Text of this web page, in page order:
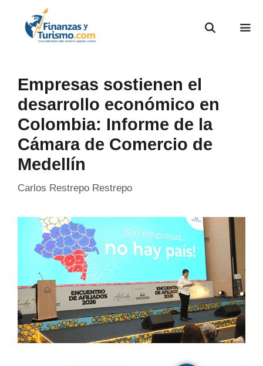
Empresas sostienen el
desarrollo económico en
Colombia: Informe de la
Cámara de Comercio de
Medellín
Carlos Restrepo Restrepo